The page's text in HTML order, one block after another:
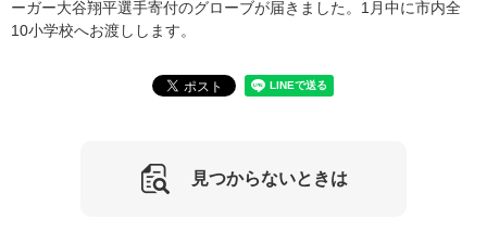
ーガー大谷翔平選手寄付のグローブが届きました。1月中に市内全
10小学校へお渡しします。
見つからないときは